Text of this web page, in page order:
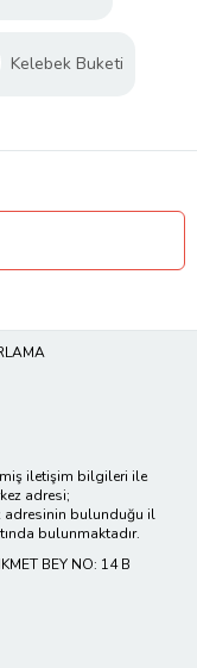
Kelebek Buketi
iletişim bilgileri ile
adresi;
adresinin bulunduğu il
bulunmaktadır.
BEY NO: 14 B